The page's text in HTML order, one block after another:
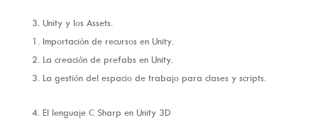
Unity y los Assets.
Importación de recursos en Unity.
La creación de prefabs en Unity.
La gestión del espacio de trabajo para clases y scripts.
El lenguaje C Sharp en Unity 3D